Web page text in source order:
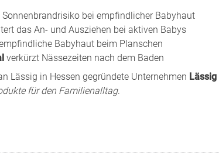
Sonnenbrandrisiko bei empfindlicher Babyhaut
das An- und Ausziehen bei aktiven Babys
Babyhaut beim Planschen
verkürzt Nässezeiten nach dem Baden
Lässig in Hessen gegründete Unternehmen Lässig
für den Familienalltag.